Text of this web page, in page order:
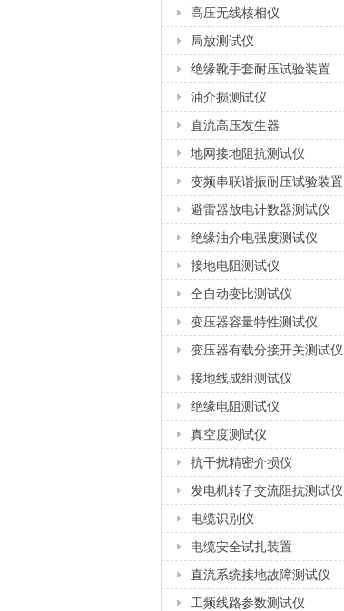
高压无线核相仪
局放测试仪
绝缘靴手套耐压试验装置
油介损测试仪
直流高压发生器
地网接地阻抗测试仪
变频串联谐振耐压试验装置
避雷器放电计数器测试仪
绝缘油介电强度测试仪
接地电阻测试仪
全自动变比测试仪
变压器容量特性测试仪
变压器有载分接开关测试仪
接地线成组测试仪
绝缘电阻测试仪
真空度测试仪
抗干扰精密介损仪
发电机转子交流阻抗测试仪
电缆识别仪
电缆安全试扎装置
直流系统接地故障测试仪
工频线路参数测试仪